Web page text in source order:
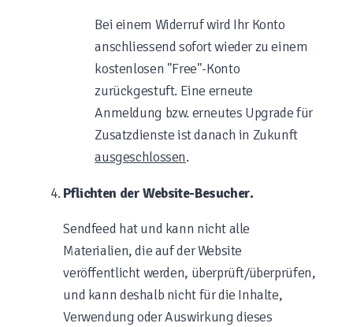
Bei einem Widerruf wird Ihr Konto
anschliessend sofort wieder zu einem
kostenlosen "Free"-Konto
zurückgestuft. Eine erneute
Anmeldung bzw. erneutes Upgrade für
Zusatzdienste ist danach in Zukunft
ausgeschlossen.
Pflichten der Website-Besucher.
Sendfeed hat und kann nicht alle
Materialien, die auf der Website
veröffentlicht werden, überprüft/überprüfen,
und kann deshalb nicht für die Inhalte,
Verwendung oder Auswirkung dieses